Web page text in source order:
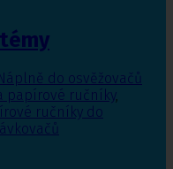
do osvěžovačů
papírové ručníky,
ručníky do